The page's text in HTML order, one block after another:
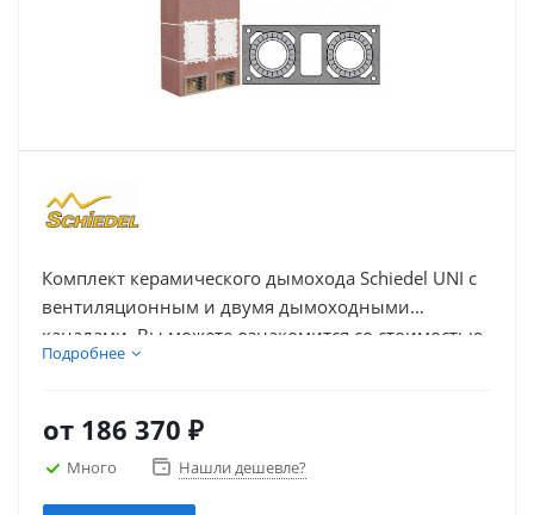
Комплект керамического дымохода Schiedel UNI с
вентиляционным и двумя дымоходными
каналами. Вы можете ознакомится со стоимостью
комплекта дымохода, выбрать и купить дымоход
каналами и вентиляцией необходимой высоты –
Подробнее
от 186 370 ₽
Много Нашли дешевле?